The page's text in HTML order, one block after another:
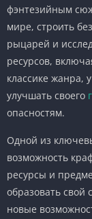
фэнтезийным
мире, строить
рыцарей и
ресурсов,
классике жанра,
улучшать своего
опасностям.
Одной из
возможность
ресурсы и
образовать свой
новые